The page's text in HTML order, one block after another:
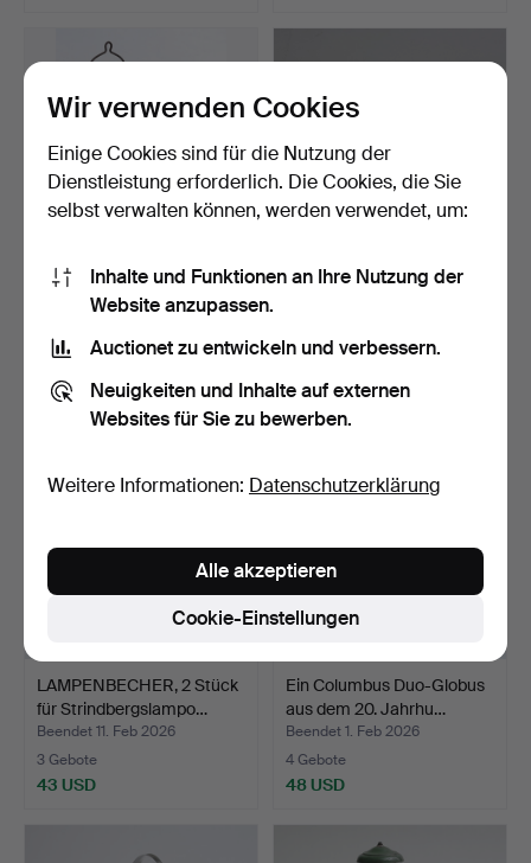
STURMLATERNE und
TASSEN, 2 Stück, Metall/ …
1 Gebot
32 USD
WIKTOR BERNDT. Ein Satz
32 USD
LAMPENBECHER, 2 Stück
für Strindbergslampo…
Beendet 11. Feb 2026
3 Gebote
43 USD
Ein Columbus Duo-Globus
aus dem 20. Jahrhu…
Beendet 1. Feb 2026
4 Gebote
48 USD
Wir verwenden Cookies
Einige Cookies sind für die Nutzung der
Dienstleistung erforderlich. Die Cookies, die Sie
selbst verwalten können, werden verwendet, um:
Inhalte und Funktionen an Ihre Nutzung der
Website anzupassen.
Auctionet zu entwickeln und verbessern.
Neuigkeiten und Inhalte auf externen
Websites für Sie zu bewerben.
Weitere Informationen: Datenschutzerklärung
Cookie-Einstellungen
Alle akzeptieren